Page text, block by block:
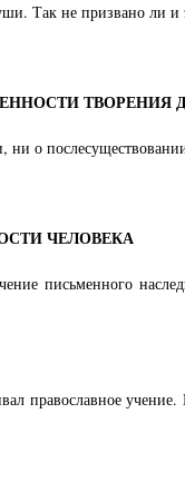
Так не призвано ли
ТВОРЕНИЯ
о
ЧЕЛОВЕКА
письменного
православное